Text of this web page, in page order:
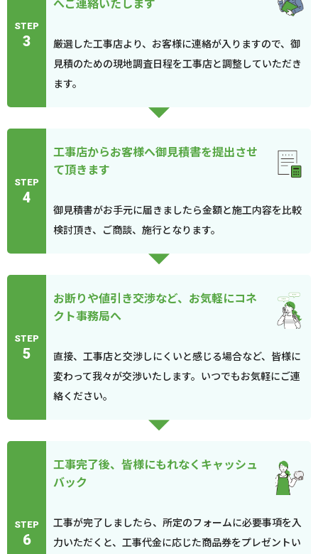
STEP
3
厳選した工事店より、お客様に連絡が入りますので、御
見積のための現地調査日程を工事店と調整していただき
ます。
STEP
4
工事店からお客様へ御見積書を提出させ
て頂きます
御見積書がお手元に届きましたら金額と施工内容を比較
検討頂き、ご商談、施行となります。
STEP
5
お断りや値引き交渉など、お気軽にコネ
クト事務局へ
直接、工事店と交渉しにくいと感じる場合など、皆様に
変わって我々が交渉いたします。いつでもお気軽にご連
絡ください。
STEP
6
工事完了後、皆様にもれなくキャッシュ
バック
工事が完了しましたら、所定のフォームに必要事項を入
力いただくと、工事代金に応じた商品券をプレゼントい